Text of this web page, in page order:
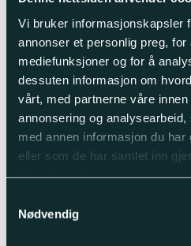
Vi bruker informasjonskapsler
annonser et personlig preg,
mediefunksjoner og for å
dessuten informasjon om
vårt, med partnerne våre innen
annonsering og
med annen informasjon du har
eller som de har samlet inn
Nødvendig
Vekt: 1,7 kg
Farge: Svart / Rød
Måleområde:
0–9999,9 m
Oppløsning:0,1 m
Toleranse:< 0,08 %
Tellerfunksjon:Teller
Betjening:Nullstilling